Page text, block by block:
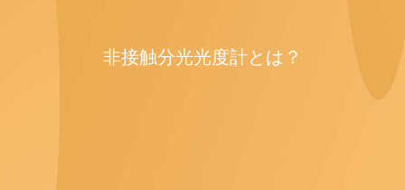
非接触分光光度計とは？